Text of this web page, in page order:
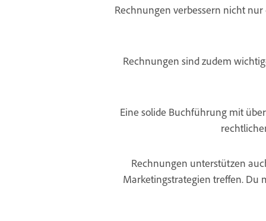
Rechnungen verbessern nicht
Rechnungen sind zudem
Eine solide Buchführung mit
Rechnungen unterstützen
Marketingstrategien treffen. Du